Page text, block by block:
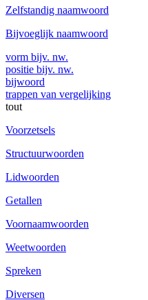
Zelfstandig naamwoord
Bijvoeglijk naamwoord
vorm bijv. nw.
positie bijv. nw.
bijwoord
trappen van vergelijking
tout
Voorzetsels
Structuurwoorden
Lidwoorden
Getallen
Voornaamwoorden
Weetwoorden
Spreken
Diversen